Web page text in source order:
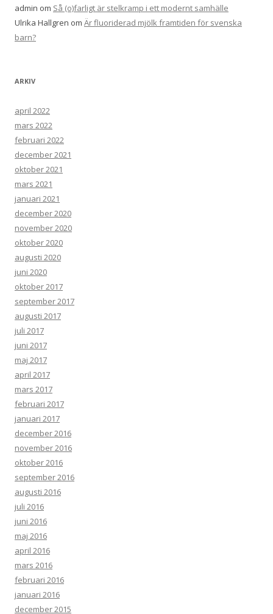
admin om Så (o)farligt är stelkramp i ett modernt samhälle
Ulrika Hallgren om Är fluoriderad mjölk framtiden för svenska
barn?
ARKIV
april 2022
mars 2022
februari 2022
december 2021
oktober 2021
mars 2021
januari 2021
december 2020
november 2020
oktober 2020
augusti 2020
juni 2020
oktober 2017
september 2017
augusti 2017
juli 2017
juni 2017
maj 2017
april 2017
mars 2017
februari 2017
januari 2017
december 2016
november 2016
oktober 2016
september 2016
augusti 2016
juli 2016
juni 2016
maj 2016
april 2016
mars 2016
februari 2016
januari 2016
december 2015